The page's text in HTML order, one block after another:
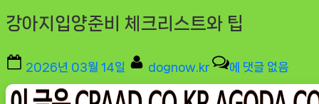
강아지입양준비 체크리스트와 팁
Posted
on
2026년 03월 14일 By
dognow.kr
강
아
에 댓글 없음